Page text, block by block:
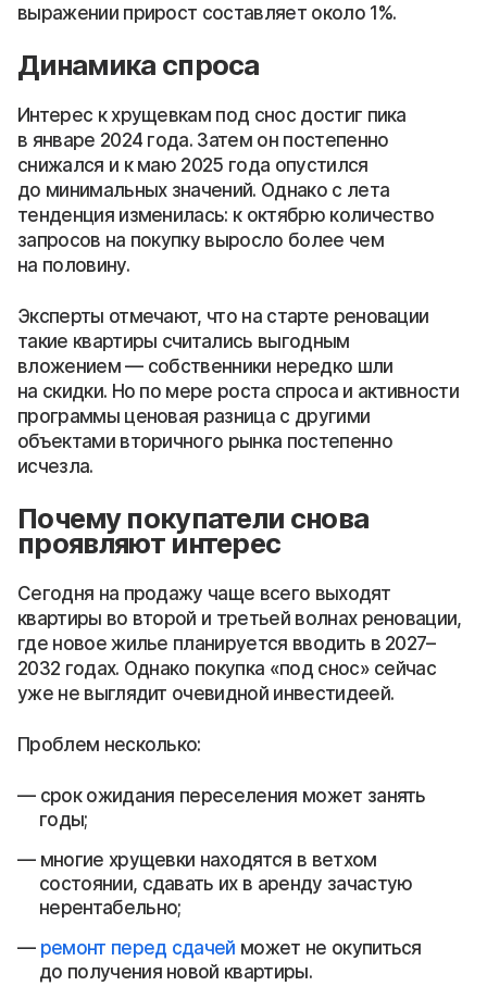
выражении прирост составляет около 1%.
Динамика спроса
Интерес к хрущевкам под снос достиг пика
в январе 2024 года. Затем он постепенно
снижался и к маю 2025 года опустился
до минимальных значений. Однако с лета
тенденция изменилась: к октябрю количество
запросов на покупку выросло более чем
на половину.
Эксперты отмечают, что на старте реновации
такие квартиры считались выгодным
вложением — собственники нередко шли
на скидки. Но по мере роста спроса и активности
программы ценовая разница с другими
объектами вторичного рынка постепенно
исчезла.
Почему покупатели снова
проявляют интерес
Сегодня на продажу чаще всего выходят
квартиры во второй и третьей волнах реновации,
где новое жилье планируется вводить в 2027–
2032 годах. Однако покупка «под снос» сейчас
уже не выглядит очевидной инвестидеей.
Проблем несколько:
срок ожидания переселения может занять
годы;
многие хрущевки находятся в ветхом
состоянии, сдавать их в аренду зачастую
нерентабельно;
ремонт перед сдачей может не окупиться
до получения новой квартиры.